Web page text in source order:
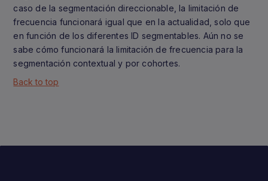
caso de la segmentación direccionable, la limitación de
frecuencia funcionará igual que en la actualidad, solo que
en función de los diferentes ID segmentables. Aún no se
sabe cómo funcionará la limitación de frecuencia para la
segmentación contextual y por cohortes.
Back to top